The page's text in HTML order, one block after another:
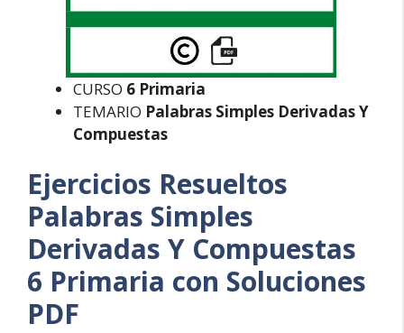
CURSO 6 Primaria
TEMARIO Palabras Simples Derivadas Y
Compuestas
Ejercicios Resueltos
Palabras Simples
Derivadas Y Compuestas
6 Primaria con Soluciones
PDF